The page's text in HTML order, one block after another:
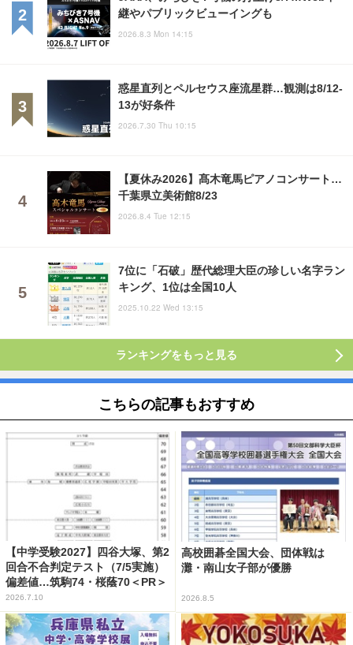
継やパブリックビューイングも
2026.8.3 Mon 14:15
惑星直列とペルセウス座流星群…観測は8/12-
13が好条件
2026.7.30 Thu 10:15
【夏休み2026】髙木竜馬ピアノコンサート…
千葉県立美術館8/23
2026.8.4 Tue 12:15
7位に「石破」歴代総理大臣の珍しい名字ラン
キング、1位は全国10人
2025.10.22 Wed 13:15
ランキングをもっと見る
こちらの記事もおすすめ
【中学受験2027】四谷大塚、第2
回合不合判定テスト（7/5実施）
偏差値…筑駒74・桜蔭70＜PR＞
2026.7.10
高校囲碁全国大会、団体戦は
灘・南山女子部が優勝
2026.8.5